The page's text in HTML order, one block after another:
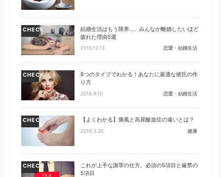
CHECK
結婚生活はもう限界…。みんなが離婚したいほど
疲れた理由5選
2015.12.13 恋愛・結婚生活
CHECK
8つのタイプでわかる！あなたに最適な彼氏の作
り方
2018.9.10 恋愛・結婚生活
CHECK 【よくわかる】痛風と高尿酸血症の違いとは？
2019.3.26 健康
CHECK
これが上手な謝罪の仕方。必須の5項目と厳禁の
5項目